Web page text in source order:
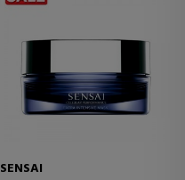
SENSAI